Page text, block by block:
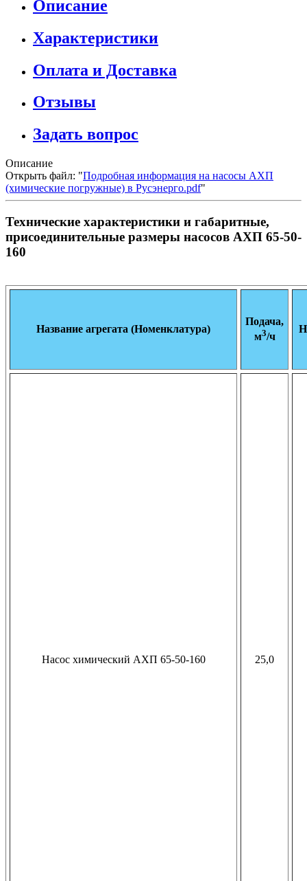
Описание
Характеристики
Оплата и Доставка
Отзывы
Задать вопрос
Описание
Открыть файл: "Подробная информация на насосы АХП
(химические погружные) в Русэнерго.pdf"
Технические характеристики и габаритные,
присоединительные размеры насосов АХП 65-50-
160
Название агрегата (Номенклатура)
Подача,
м3/ч
Насос химический АХП 65-50-160 25,0